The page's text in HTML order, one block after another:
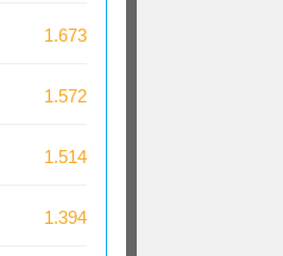
1.673
1.572
1.514
1.394